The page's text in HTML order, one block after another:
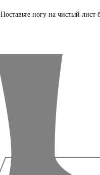
Поставьте ногу на чистый лист